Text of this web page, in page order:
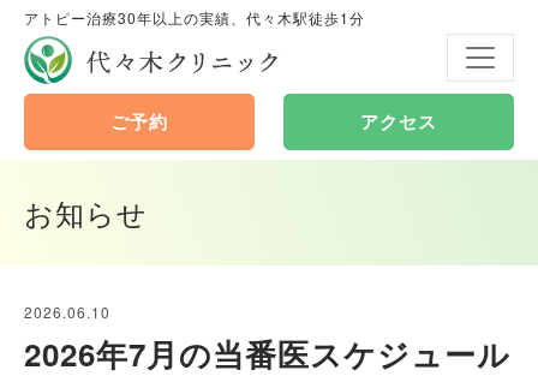
アトピー治療30年以上の実績、代々木駅徒歩1分
代々木クリニック
ご予約 アクセス
お知らせ
2026.06.10
2026年7月の当番医スケジュール